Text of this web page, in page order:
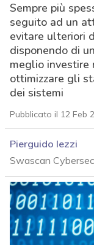
Sempre più
seguito ad un
evitare ulteriori
disponendo di
meglio investire
ottimizzare gli
dei sistemi
Pubblicato il 12 Feb
Pierguido Iezzi
Swascan